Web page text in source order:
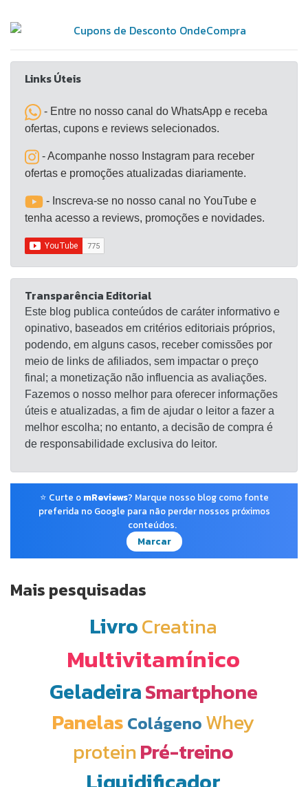
crimes.
Links Úteis
- Entre no nosso canal do WhatsApp e receba
ofertas, cupons e reviews selecionados.
- Acompanhe nosso Instagram para receber
ofertas e promoções atualizadas diariamente.
- Inscreva-se no nosso canal no YouTube e
tenha acesso a reviews, promoções e novidades.
Transparência Editorial
Este blog publica conteúdos de caráter informativo e
opinativo, baseados em critérios editoriais próprios,
podendo, em alguns casos, receber comissões por
meio de links de afiliados, sem impactar o preço
final; a monetização não influencia as avaliações.
Fazemos o nosso melhor para oferecer informações
úteis e atualizadas, a fim de ajudar o leitor a fazer a
melhor escolha; no entanto, a decisão de compra é
de responsabilidade exclusiva do leitor.
⭐ Curte o mReviews? Marque nosso blog como fonte
preferida no Google para não perder nossos próximos
conteúdos.
Marcar
Mais pesquisadas
LivroCreatina
Multivitamínico
GeladeiraSmartphone
Panelas Colágeno Whey
proteinPré-treino